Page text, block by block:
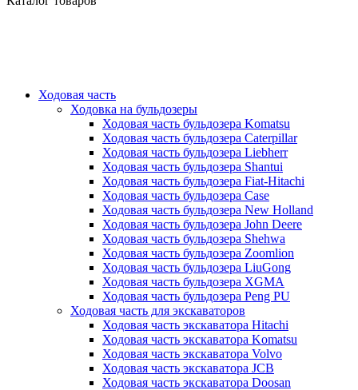
Ходовая часть
Ходовка на бульдозеры
Ходовая часть бульдозера Komatsu
Ходовая часть бульдозера Caterpillar
Ходовая часть бульдозера Liebherr
Ходовая часть бульдозера Shantui
Ходовая часть бульдозера Fiat-Hitachi
Ходовая часть бульдозера Case
Ходовая часть бульдозера New Holland
Ходовая часть бульдозера John Deere
Ходовая часть бульдозера Shehwa
Ходовая часть бульдозера Zoomlion
Ходовая часть бульдозера LiuGong
Ходовая часть бульдозера XGMA
Ходовая часть бульдозера Peng PU
Ходовая часть для экскаваторов
Ходовая часть экскаватора Hitachi
Ходовая часть экскаватора Komatsu
Ходовая часть экскаватора Volvo
Ходовая часть экскаватора JCB
Ходовая часть экскаватора Doosan